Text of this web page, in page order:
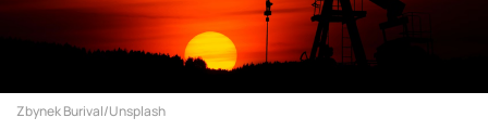
Zbynek Burival/Unsplash